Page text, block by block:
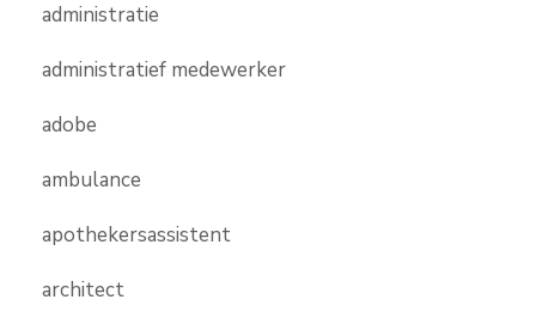
administratie
administratief medewerker
adobe
ambulance
apothekersassistent
architect